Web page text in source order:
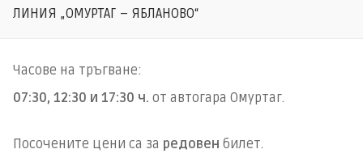
ЛИНИЯ „ОМУРТАГ – ЯБЛАНОВО“
Часове на тръгване:
07:30, 12:30 и 17:30 ч. от автогара Омуртаг.
Посочените цени са за редовен билет.